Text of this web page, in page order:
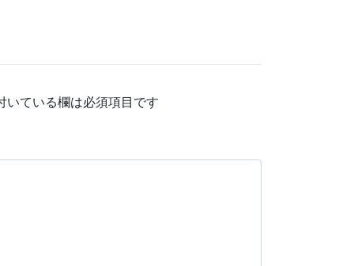
いている欄は必須項目です